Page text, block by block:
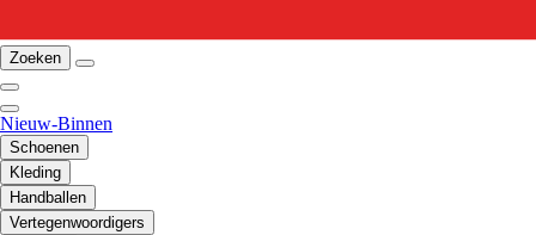
Zoeken
Nieuw-Binnen
Schoenen
Kleding
Handballen
Vertegenwoordigers